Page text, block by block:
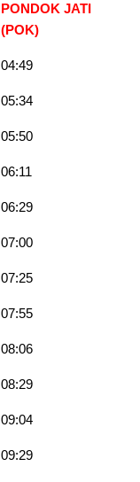
PONDOK JATI
(POK)
04:49
05:34
05:50
06:11
06:29
07:00
07:25
07:55
08:06
08:29
09:04
09:29